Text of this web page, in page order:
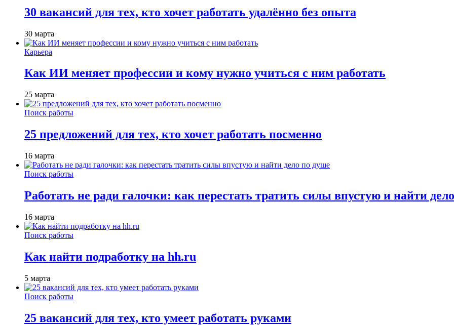
30 вакансий для тех, кто хочет работать удалённо без опыта
30 марта
Карьера
Как ИИ меняет профессии и кому нужно учиться с ним работать
25 марта
Поиск работы
25 предложений для тех, кто хочет работать посменно
16 марта
Поиск работы
Работать не ради галочки: как перестать тратить силы впустую и найти
16 марта
Поиск работы
Как найти подработку на hh.ru
5 марта
Поиск работы
25 вакансий для тех, кто умеет работать руками